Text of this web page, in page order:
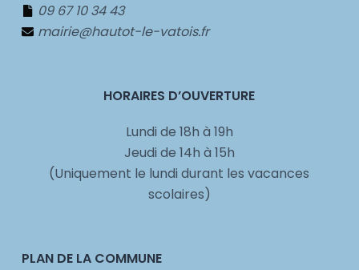
09 67 10 34 43
mairie@hautot-le-vatois.fr
HORAIRES D’OUVERTURE
Lundi de 18h à 19h
Jeudi de 14h à 15h
(Uniquement le lundi durant les vacances
scolaires)
PLAN DE LA COMMUNE